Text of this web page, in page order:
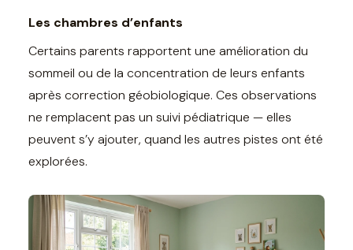
Les chambres d’enfants
Certains parents rapportent une amélioration du
sommeil ou de la concentration de leurs enfants
après correction géobiologique. Ces observations
ne remplacent pas un suivi pédiatrique — elles
peuvent s’y ajouter, quand les autres pistes ont été
explorées.